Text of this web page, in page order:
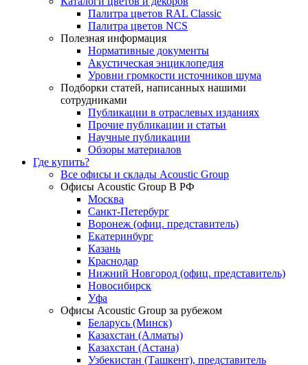
Палитра цветов RAL Сlassic
Палитра цветов NCS
Полезная информация
Нормативные документы
Акустическая энциклопедия
Уровни громкости источников шума
Подборки статей, написанных нашими
сотрудниками
Публикации в отраслевых изданиях
Прочие публикации и статьи
Научные публикации
Обзоры материалов
Где купить?
Все офисы и склады Acoustic Group
Офисы Acoustic Group В РФ
Москва
Санкт-Петербург
Воронеж (офиц. представитель)
Екатеринбург
Казань
Краснодар
Нижний Новгород (офиц. представитель)
Новосибирск
Уфа
Офисы Acoustic Group за рубежом
Беларусь (Минск)
Казахстан (Алматы)
Казахстан (Астана)
Узбекистан (Ташкент), представитель